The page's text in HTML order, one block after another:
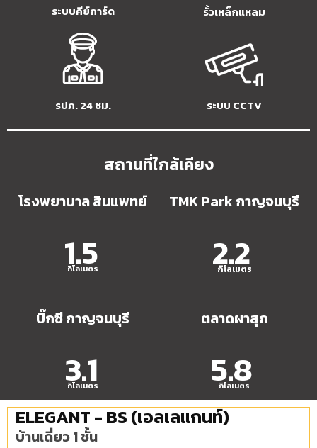
ระบบคีย์การ์ด รั้วเหล็กแหลม
รปภ. 24 ชม. ระบบ CCTV
สถานที่ใกล้เคียง​
โรงพยาบาล สินแพทย์
1.5
กิโลเมตร
TMK Park กาญจนบุรี
2.2
กิโลเมตร
บิ๊กซี กาญจนบุรี​
3.1
กิโลเมตร
ตลาดผาสุก
5.8
กิโลเมตร
ELEGANT - BS (เอลเลแกนท์)
บ้านเดี่ยว 1 ชั้น